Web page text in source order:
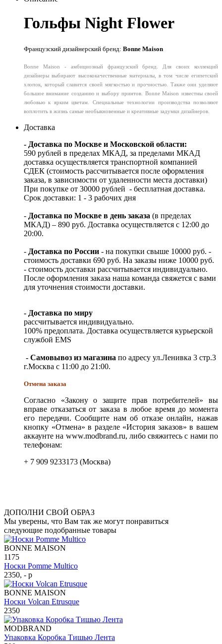
Гольфы Night Flower
Французский дизайнерский бренд: Bonne Maison
Bonne Maison - амбициозный французский бренд. Для своих коллекций
дизайнеры выбирают высококачественные материалы, в том числе египетский
хлопок, который славится своей мягкостью и прочностью. Также они уделяют
большое внимание созданию и выбору принтов. Bonne Maison известны своей
любовью к ярким цветам. Специальные технологии производства позволяют
воплотить в жизнь самые необыкновенные и креативные задумки дизайнеров.
Доставка
- Доставка по Москве и Московской области:
590 рублей в пределах МКАД, за пределами МКАД
доставка осуществляется транспортной компанией
СДЕК (стоимость рассчитывается после оформления
заказа, в зависимости от удаленности места доставки)
При покупке от 30000 рублей - бесплатная доставка.
Срок доставки: 1 - 3 рабочих дня
- Доставка по Москве в день заказа (в пределах
МКАД) – 890 руб. Доставка осуществляется с 12:00 до
20:00.
- Доставка по России - на покупки свыше 10000 руб. -
стоимость доставки 690 руб. На заказы ниже 10000 руб.
- стоимость доставки рассчитывается индивидуально.
После оформления заказа наша команда свяжется с вами
для уточнения стоимости доставки.
- Доставка по миру
рассчитывается индивидуально.
100% предоплата. Доставка осуществляется курьерской
службой EMS
- Самовывоз из магазина по адресу ул.Ленивка 3 стр.3
г.Москва с 11:00 до 21:00.
Отмена заказа
Согласно «Закону о защите прав потребителей» вы
вправе отказаться от заказа в любое время до момента
его передачи. Сообщите нам об отказе онлайн, нажав
кнопку «Отмена» в разделе «История заказов» в вашем
аккаунте на www.modbrand.ru, либо свяжитесь с нами по
телефонам:
+ 7 909 9233173 (Москва)
ДОПОЛНИ СВОЙ ОБРАЗ
Мы уверены, что Вам так же могут понравиться
следующие подобранные товары
BONNE MAISON
1175
Носки Pomme Multico
2350, - р
BONNE MAISON
Носки Volcan Etrusque
2350
MODBRAND
Упаковка Коробка Тишью Лента